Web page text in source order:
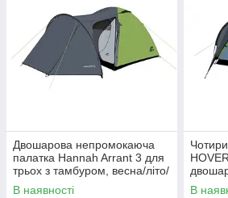
Двошарова непромокаюча
палатка Hannah Arrant 3 для
трьох з тамбуром, весна/літо/
осінь, зелена
В наявності
зелена
В